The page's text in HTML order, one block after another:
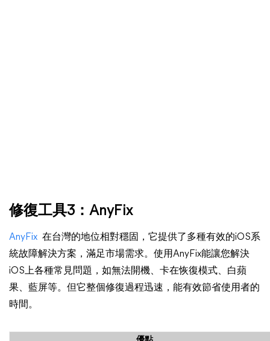
修復工具3：AnyFix
AnyFix 在台灣的地位相對穩固，它提供了多種有效的iOS系
統故障解決方案，滿足市場需求。使用AnyFix能讓您解決
iOS上各種常見問題，如無法開機、卡在恢復模式、白蘋
果、藍屏等。但它整個修復過程迅速，能有效節省使用者的
時間。